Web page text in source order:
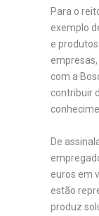
Para o
exemplo
e produtos
com a
contribuir
De
euros em
estão
produz